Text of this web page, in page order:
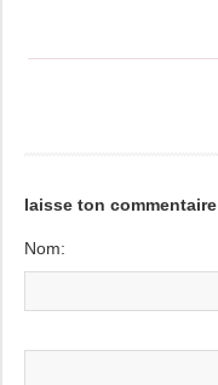
laisse ton commentaire
Nom: